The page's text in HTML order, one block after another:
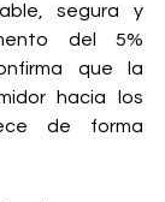
segura y
del 5%
que la
hacia los
de forma